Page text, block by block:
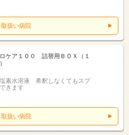
取扱い病院
ケア１００ 詰替用ＢＯＸ（１
素水溶液 希釈しなくてもスプ
きます
取扱い病院